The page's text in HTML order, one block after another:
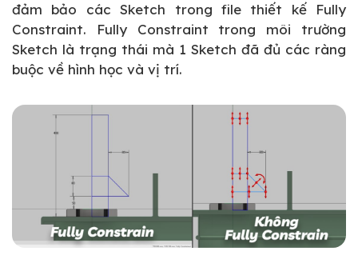
đảm bảo các Sketch trong file thiết kế Fully
Constraint. Fully Constraint trong môi trường
Sketch là trạng thái mà 1 Sketch đã đủ các ràng
buộc về hình học và vị trí.